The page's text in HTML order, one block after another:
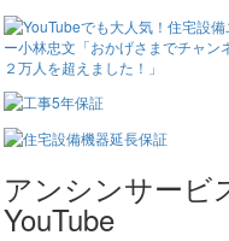
アンシンサービ
YouTube